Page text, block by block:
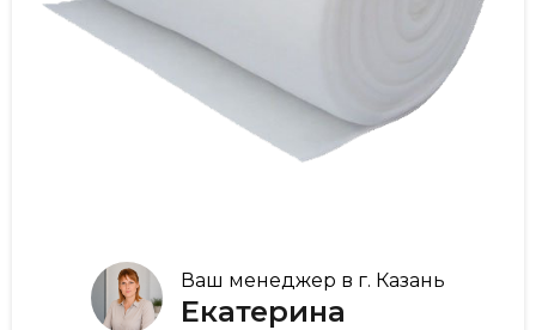
Ваш менеджер в г. Казань
Екатерина